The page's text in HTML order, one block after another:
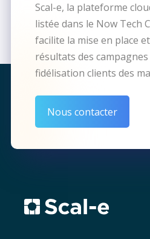
Scal-e, la plateforme
listée dans le Now Tech
facilite la mise en place
résultats des
fidélisation clients des
Nous contacter